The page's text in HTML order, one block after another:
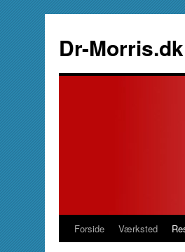
indhold
Dr-Morris.dk
Forside Værksted